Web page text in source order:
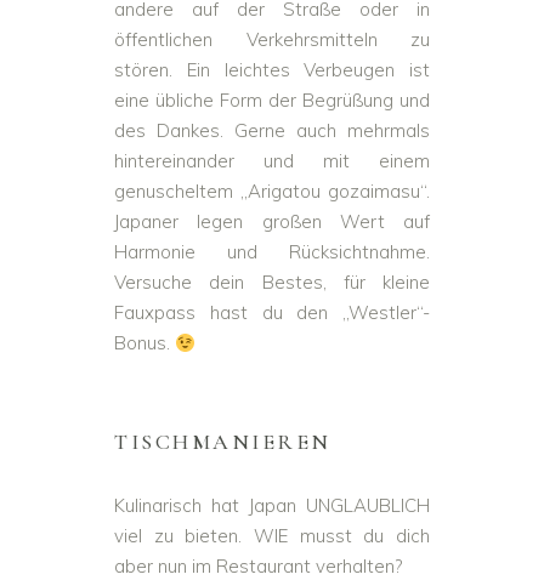
andere auf der Straße oder in
öffentlichen Verkehrsmitteln zu
stören. Ein leichtes Verbeugen ist
eine übliche Form der Begrüßung und
des Dankes. Gerne auch mehrmals
hintereinander und mit einem
genuscheltem „Arigatou gozaimasu“.
Japaner legen großen Wert auf
Harmonie und Rücksichtnahme.
Versuche dein Bestes, für kleine
Fauxpass hast du den „Westler“-
Bonus.
TISCHMANIEREN
Kulinarisch hat Japan UNGLAUBLICH
viel zu bieten. WIE musst du dich
aber nun im Restaurant verhalten?